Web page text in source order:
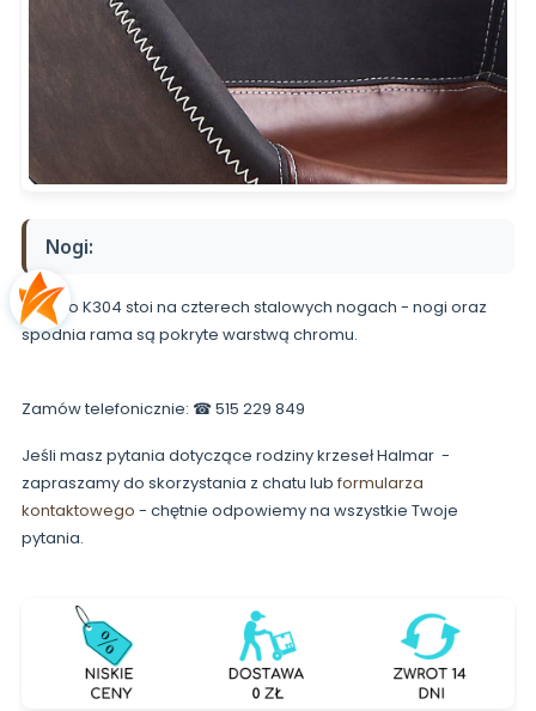
Nogi:
Krzesło K304 stoi na czterech stalowych nogach - nogi oraz
spodnia rama są pokryte warstwą chromu.
Zamów telefonicznie: ☎ 515 229 849
Jeśli masz pytania dotyczące rodziny krzeseł Halmar -
zapraszamy do skorzystania z chatu lub formularza
kontaktowego - chętnie odpowiemy na wszystkie Twoje
pytania.